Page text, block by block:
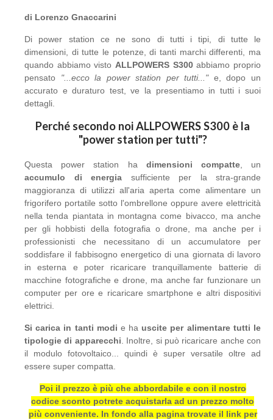
di Lorenzo Gnaccarini
Di power station ce ne sono di tutti i tipi, di tutte le
dimensioni, di tutte le potenze, di tanti marchi differenti, ma
quando abbiamo visto ALLPOWERS S300abbiamo proprio
pensato "...ecco la power station per tutti..."e, dopo un
accurato e duraturo test, ve la presentiamo in tutti i suoi
dettagli.
Perché secondo noi ALLPOWERS S300 è la
"power station per tutti"?
Questa power station ha dimensioni compatte, un
accumulo di energia sufficiente per la stra-grande
maggioranza di utilizzi all'aria aperta come alimentare un
frigorifero portatile sotto l'ombrellone oppure avere elettricità
nella tenda piantata in montagna come bivacco, ma anche
per gli hobbisti della fotografia o drone, ma anche per i
professionisti che necessitano di un accumulatore per
soddisfare il fabbisogno energetico di una giornata di lavoro
in esterna e poter ricaricare tranquillamente batterie di
macchine fotografiche e drone, ma anche far funzionare un
computer per ore e ricaricare smartphone e altri dispositivi
elettrici.
Si carica in tanti modi e ha uscite per alimentare tutti le
tipologie di apparecchi . Inoltre, si può ricaricare anche con
il modulo fotovoltaico... quindi è super versatile oltre ad
essere super compatta.
Poi il prezzo è più che abbordabile e con il nostro
codice sconto potrete acquistarla ad un prezzo molto
più conveniente. In fondo alla pagina trovate il link per